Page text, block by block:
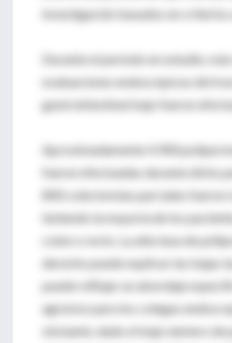
investigación basados en criterios
Durante el período en estudio,
evaluaciones endoscópicas del
gastrointestinal bajo fueron
Aproximadamente 4.900
fueron efectuadas durante dicho
800 colectomías parciales fueron
teniendo la mayoría de los
colon o recto. La alta tasa de
derecho puede explicar las bajas
puede reflejar un abordaje
agresivo para los colegas
obstante, dado el bajo número de